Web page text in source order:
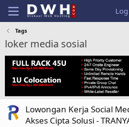
Tags
loker media sosial
Lowongan Kerja Social
Akses Cipta Solusi -